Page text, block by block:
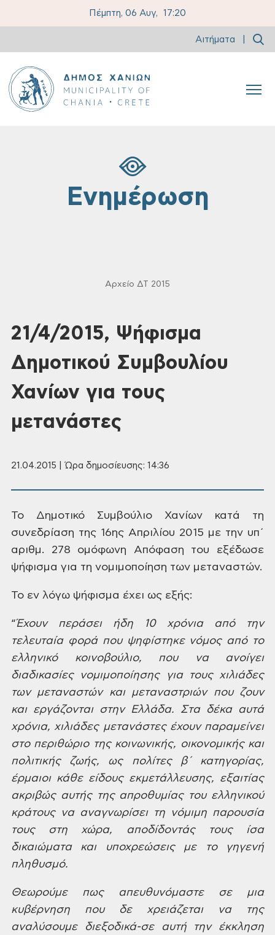
Πέμπτη, 06 Αυγ, 17:20
Αιτήματα
Ενημέρωση
Αρχείο ΔΤ 2015
21/4/2015, Ψήφισμα
Δημοτικού Συμβουλίου
Χανίων για τους
μετανάστες
21.04.2015 | Ώρα δημοσίευσης: 14:36
Το Δημοτικό Συμβούλιο Χανίων κατά τη
συνεδρίαση της 16ης Απριλίου 2015 με την υπ΄
αριθμ. 278 ομόφωνη Απόφαση του εξέδωσε
ψήφισμα για τη νομιμοποίηση των μεταναστών.
Το εν λόγω ψήφισμα έχει ως εξής:
“Έχουνπεράσει ήδη 10 χρόνια από την
τελευταίαφορά που ψηφίστηκε νόμος από το
ελληνικόκοινοβούλιο, που να ανοίγει
διαδικασίεςνομιμοποίησης για τους χιλιάδες
τωνμεταναστών και μεταναστριών που ζουν
και εργάζονται στην Ελλάδα. Στα δέκααυτά
χρόνια, χιλιάδες μετανάστες έχουνπαραμείνει
στο περιθώριο της κοινωνικής, οικονομικής και
πολιτικής ζωής, ωςπολίτες β΄ κατηγορίας,
έρμαιοι κάθεείδους εκμετάλλευσης, εξαιτίας
ακριβώςαυτής της απροθυμίας του ελληνικού
κράτους να αναγνωρίσει τη νόμιμη παρουσία
τους στη χώρα, αποδίδοντάς τους ίσα
δικαιώματα και υποχρεώσεις με το γηγενή
πληθυσμό.
Θεωρούμεπως απευθυνόμαστε σε μια
κυβέρνηση πουδε χρειάζεται να της
αναλύσουμεδιεξοδικά-σε αυτή την έκκληση